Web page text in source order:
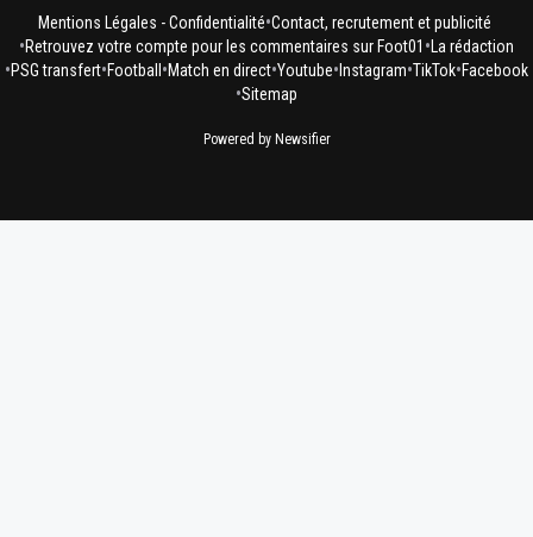
Mentions Légales - Confidentialité•Contact, recrutement et publicité
•Retrouvez votre compte pour les commentaires sur Foot01 •La rédaction
•PSG transfert•Football•Match en direct•Youtube•Instagram•TikTok•Facebook
•Sitemap
Powered by Newsifier